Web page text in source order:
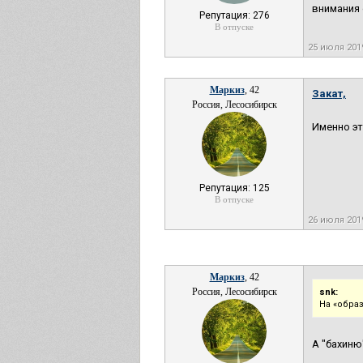
Репутация: 276
В отпуске
внимания
25 июля
Маркиз, 42
Россия, Лесосибирск
Репутация: 125
В отпуске
Закат,
Именно
26 июля
Маркиз, 42
Россия, Лесосибирск
snk:
На
А